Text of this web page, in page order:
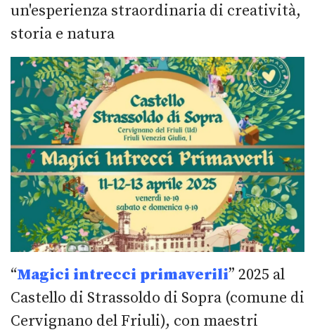
un'esperienza straordinaria di creatività,
storia e natura
“Magici intrecci primaverili” 2025 al
Castello di Strassoldo di Sopra (comune di
Cervignano del Friuli), con maestri